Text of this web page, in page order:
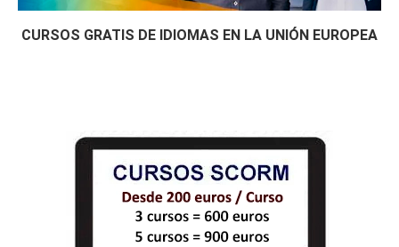
CURSOS GRATIS DE IDIOMAS EN LA UNIÓN EUROPEA